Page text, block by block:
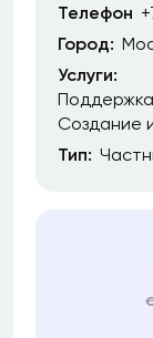
Телефон
Город:
Услуги:
Создание
Тип: